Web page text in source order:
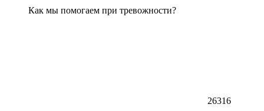
Как мы помогаем при тревожности?
26316